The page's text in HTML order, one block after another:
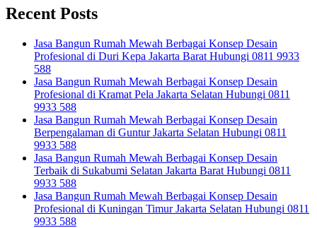
Recent Posts
Jasa Bangun Rumah Mewah Berbagai Konsep Desain
Profesional di Duri Kepa Jakarta Barat Hubungi 0811 9933
588
Jasa Bangun Rumah Mewah Berbagai Konsep Desain
Profesional di Kramat Pela Jakarta Selatan Hubungi 0811
9933 588
Jasa Bangun Rumah Mewah Berbagai Konsep Desain
Berpengalaman di Guntur Jakarta Selatan Hubungi 0811
9933 588
Jasa Bangun Rumah Mewah Berbagai Konsep Desain
Terbaik di Sukabumi Selatan Jakarta Barat Hubungi 0811
9933 588
Jasa Bangun Rumah Mewah Berbagai Konsep Desain
Profesional di Kuningan Timur Jakarta Selatan Hubungi 0811
9933 588